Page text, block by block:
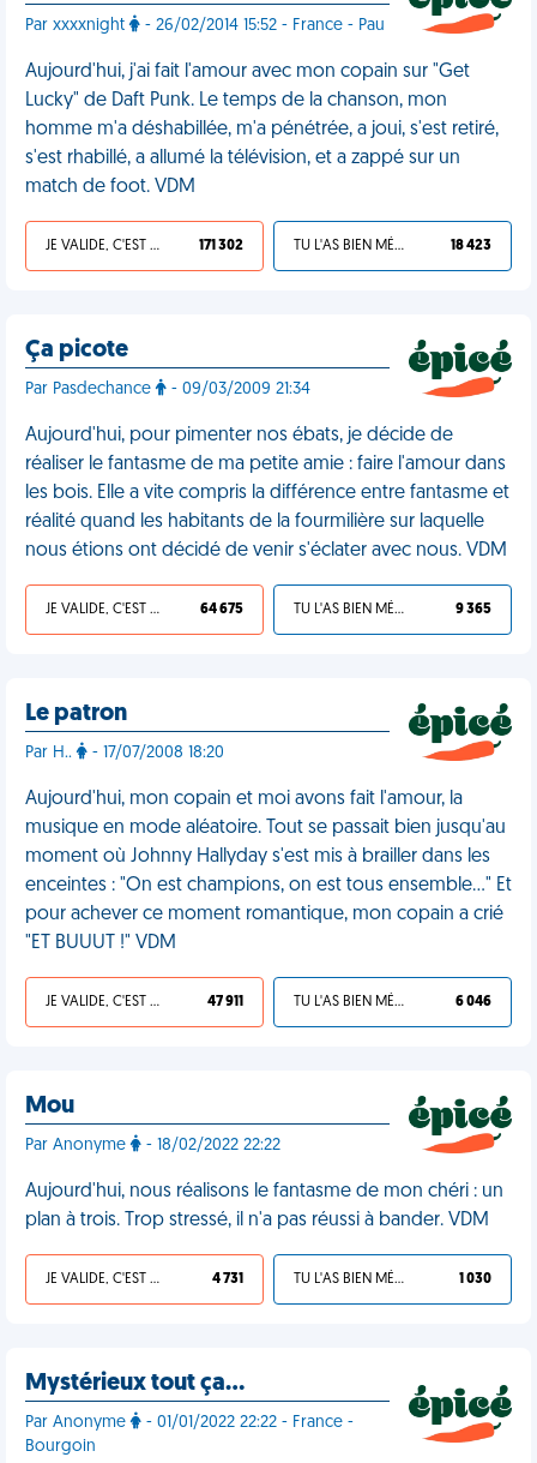
Par xxxxnight - 26/02/2014 15:52 - France - Pau
Aujourd'hui, j'ai fait l'amour avec mon copain sur "Get
Lucky" de Daft Punk. Le temps de la chanson, mon
homme m'a déshabillée, m'a pénétrée, a joui, s'est retiré,
s'est rhabillé, a allumé la télévision, et a zappé sur un
match de foot. VDM
JE VALIDE, C'EST UNE VDM 171 302 TU L'AS BIEN MÉRITÉ 18 423
Ça picote
Par Pasdechance - 09/03/2009 21:34
Aujourd'hui, pour pimenter nos ébats, je décide de
réaliser le fantasme de ma petite amie : faire l'amour dans
les bois. Elle a vite compris la différence entre fantasme et
réalité quand les habitants de la fourmilière sur laquelle
nous étions ont décidé de venir s'éclater avec nous. VDM
JE VALIDE, C'EST UNE VDM 64 675 TU L'AS BIEN MÉRITÉ 9 365
Le patron
Par H.. - 17/07/2008 18:20
Aujourd'hui, mon copain et moi avons fait l'amour, la
musique en mode aléatoire. Tout se passait bien jusqu'au
moment où Johnny Hallyday s'est mis à brailler dans les
enceintes : "On est champions, on est tous ensemble..." Et
pour achever ce moment romantique, mon copain a crié
"ET BUUUT !" VDM
JE VALIDE, C'EST UNE VDM 47 911 TU L'AS BIEN MÉRITÉ 6 046
Mou
Par Anonyme - 18/02/2022 22:22
Aujourd'hui, nous réalisons le fantasme de mon chéri : un
plan à trois. Trop stressé, il n'a pas réussi à bander. VDM
JE VALIDE, C'EST UNE VDM 4 731 TU L'AS BIEN MÉRITÉ 1 030
Mystérieux tout ça…
Par Anonyme
- 01/01/2022 22:22 - France -
Bourgoin